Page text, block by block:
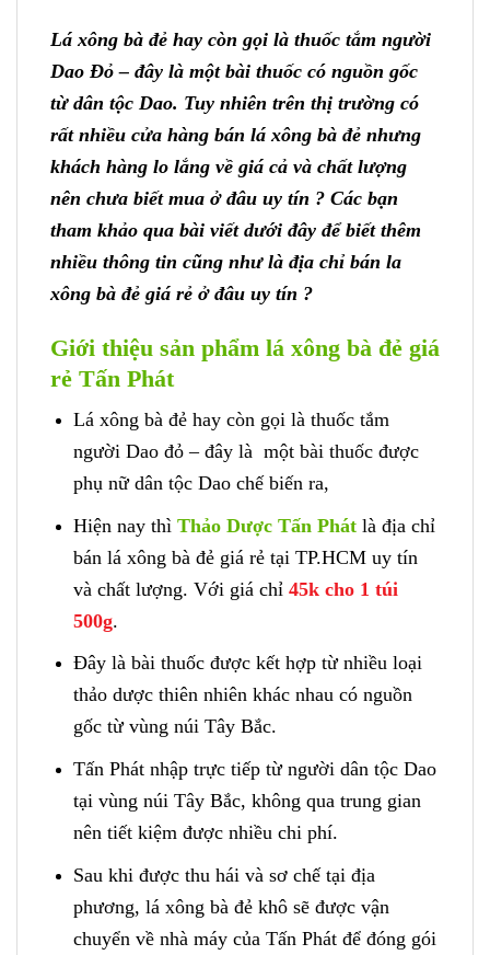
Lá xông bà đẻ hay còn gọi là thuốc tắm người
Dao Đỏ – đây là một bài thuốc có nguồn gốc
từ dân tộc Dao. Tuy nhiên trên thị trường có
rất nhiều cửa hàng bán lá xông bà đẻ nhưng
khách hàng lo lắng về giá cả và chất lượng
nên chưa biết mua ở đâu uy tín ? Các bạn
tham khảo qua bài viết dưới đây để biết thêm
nhiều thông tin cũng như là địa chỉ bán la
xông bà đẻ giá rẻ ở đâu uy tín ?
Giới thiệu sản phẩm lá xông bà đẻ giá
rẻ Tấn Phát
Lá xông bà đẻ hay còn gọi là thuốc tắm
người Dao đỏ – đây là một bài thuốc được
phụ nữ dân tộc Dao chế biến ra,
Hiện nay thì Thảo Dược Tấn Phátlà địa chỉ
bán lá xông bà đẻ giá rẻ tại TP.HCM uy tín
và chất lượng. Với giá chỉ 45k cho 1 túi
500g.
Đây là bài thuốc được kết hợp từ nhiều loại
thảo dược thiên nhiên khác nhau có nguồn
gốc từ vùng núi Tây Bắc.
Tấn Phát nhập trực tiếp từ người dân tộc Dao
tại vùng núi Tây Bắc, không qua trung gian
nên tiết kiệm được nhiều chi phí.
Sau khi được thu hái và sơ chế tại địa
phương, lá xông bà đẻ khô sẽ được vận
chuyển về nhà máy của Tấn Phát để đóng gói